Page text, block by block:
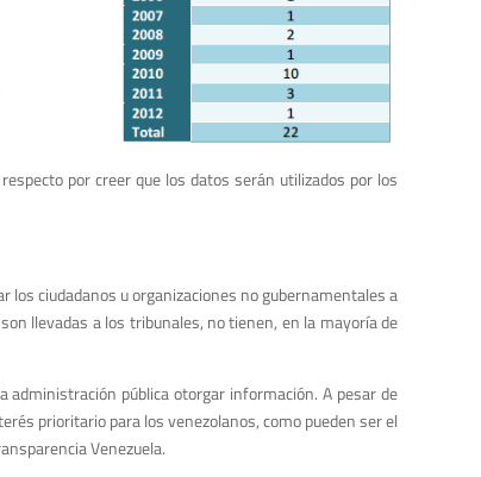
por creer que los datos serán utilizados por los
los ciudadanos u organizaciones no gubernamentales a
llevadas a los tribunales, no tienen, en la mayoría de
administración pública otorgar información. A pesar de
prioritario para los venezolanos, como pueden ser el
Venezuela.